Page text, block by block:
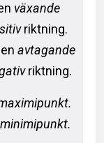
växande
riktning.
avtagande
riktning.
minimipunkt.